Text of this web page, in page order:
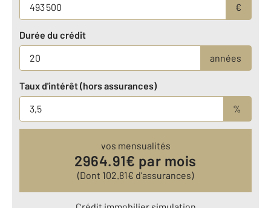
€
Durée du crédit
années
Taux d'intérêt (hors assurances)
%
vos mensualités
2964.91€ par mois
(Dont 102.81€ d’assurances)